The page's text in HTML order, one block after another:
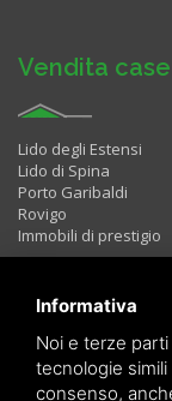
Vendita case
Lido degli Estensi
Lido di Spina
Porto Garibaldi
Rovigo
Immobili di prestigio
Immobili in
Informativa
Noi e terze
tecnologie
consenso,